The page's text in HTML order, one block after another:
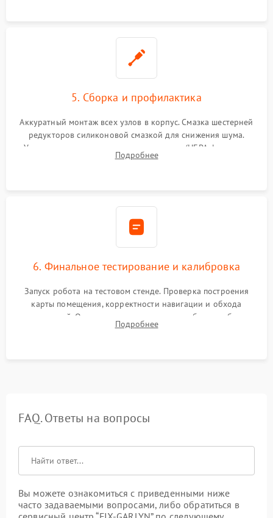
5. Сборка и профилактика
Аккуратный монтаж всех узлов в корпус. Смазка шестерней
редукторов силиконовой смазкой для снижения шума.
Установка новых расходных материалов (HEPA-фильтров,
микрофибры, щеток). Надежная фиксация разъемов и
Подробнее
6. Финальное тестирование и калибровка
Запуск робота на тестовом стенде. Проверка построения
карты помещения, корректности навигации и обхода
препятствий. Оценка силы всасывания и работы турбины.
Тестирование автоматического возврата на док-станцию и
Подробнее
FAQ. Ответы на вопросы
Вы можете ознакомиться с приведенными ниже
часто задаваемыми вопросами, либо обратиться в